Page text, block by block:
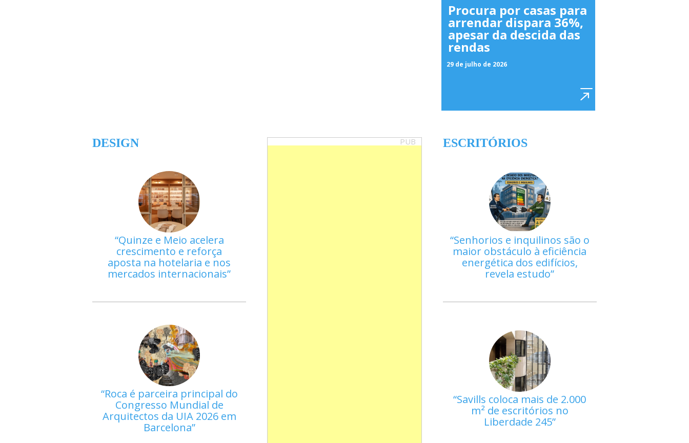
Procura por casas para
arrendar dispara 36%,
apesar da descida das
rendas
29 de julho de 2026
DESIGN
Quinze e Meio acelera
crescimento e reforça
aposta na hotelaria e nos
mercados internacionais
Roca é parceira principal do
Congresso Mundial de
Arquitectos da UIA 2026 em
Barcelona
PUB ESCRITÓRIOS
Senhorios e inquilinos são o
maior obstáculo à eficiência
energética dos edifícios,
revela estudo
Savills coloca mais de 2.000
m² de escritórios no
Liberdade 245